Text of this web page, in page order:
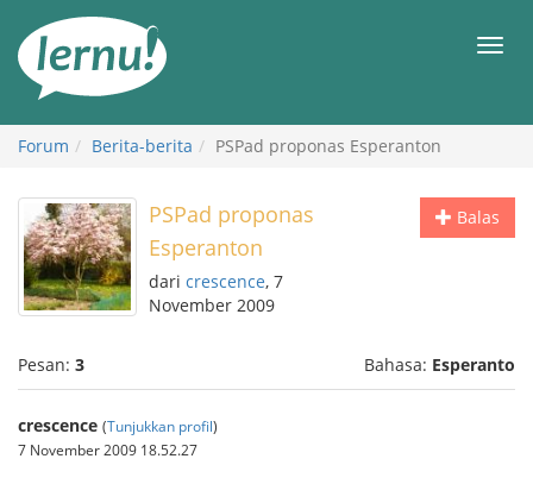
daftar
Forum Berita-berita PSPad proponas Esperanton
Balas
PSPad proponas
Esperanton
dari crescence, 7
November 2009
Pesan: 3 Bahasa: Esperanto
crescence (Tunjukkan profil)
7 November 2009 18.52.27